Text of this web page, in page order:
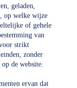
geladen,
op welke wijze
of gehele
van
strikt
zonder
de website.
ervan dat